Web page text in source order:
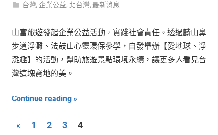
台灣,企業公益, 北台灣, 最新消息
山富旅遊發起企業公益活動，實踐社會責任。透過麟山鼻
步道淨灘、法鼓山心靈環保參學，自發舉辦【愛地球、淨
灘趣】的活動，幫助旅遊景點環境永續，讓更多人看見台
灣這塊寶地的美。
Continue reading
文
« Previous
1 2 3 4